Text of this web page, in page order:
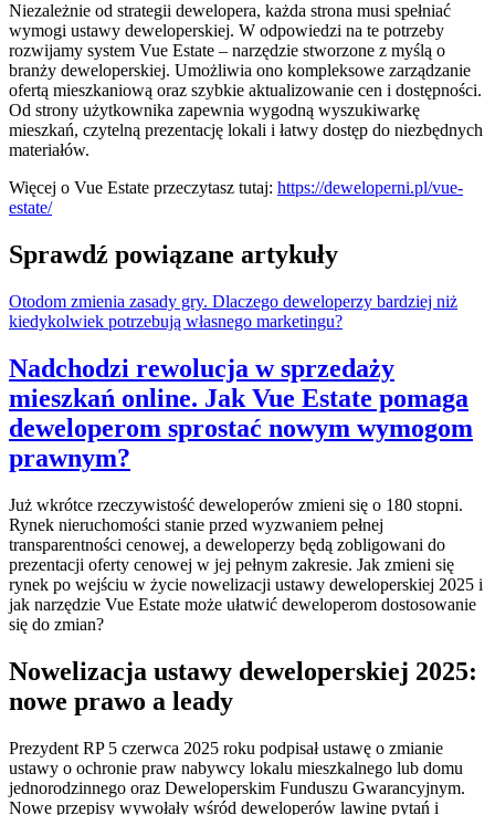
Niezależnie od strategii dewelopera, każda strona musi spełniać
wymogi ustawy deweloperskiej. W odpowiedzi na te potrzeby
rozwijamy system Vue Estate – narzędzie stworzone z myślą o
branży deweloperskiej. Umożliwia ono kompleksowe zarządzanie
ofertą mieszkaniową oraz szybkie aktualizowanie cen i dostępności.
Od strony użytkownika zapewnia wygodną wyszukiwarkę
mieszkań, czytelną prezentację lokali i łatwy dostęp do niezbędnych
materiałów.
Więcej o Vue Estate przeczytasz tutaj: https://deweloperni.pl/vue-
estate/
Sprawdź powiązane artykuły
Otodom zmienia zasady gry. Dlaczego deweloperzy bardziej niż
kiedykolwiek potrzebują własnego marketingu?
Nadchodzi rewolucja w sprzedaży
mieszkań online. Jak Vue Estate pomaga
deweloperom sprostać nowym wymogom
prawnym?
Już wkrótce rzeczywistość deweloperów zmieni się o 180 stopni.
Rynek nieruchomości stanie przed wyzwaniem pełnej
transparentności cenowej, a deweloperzy będą zobligowani do
prezentacji oferty cenowej w jej pełnym zakresie. Jak zmieni się
rynek po wejściu w życie nowelizacji ustawy deweloperskiej 2025 i
jak narzędzie Vue Estate może ułatwić deweloperom dostosowanie
się do zmian?
Nowelizacja ustawy deweloperskiej 2025:
nowe prawo a leady
Prezydent RP 5 czerwca 2025 roku podpisał ustawę o zmianie
ustawy o ochronie praw nabywcy lokalu mieszkalnego lub domu
jednorodzinnego oraz Deweloperskim Funduszu Gwarancyjnym.
Nowe przepisy wywołały wśród deweloperów lawinę pytań i